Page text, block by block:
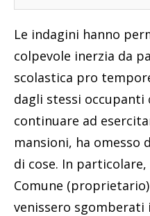
Le indagini hanno
colpevole inerzia da
scolastica pro
dagli stessi occupanti
continuare ad
mansioni, ha omesso
di cose. In particolare,
Comune
venissero sgomberati